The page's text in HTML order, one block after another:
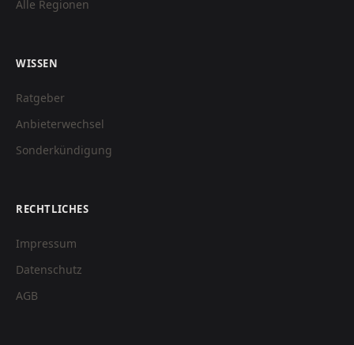
Alle Regionen
WISSEN
Ratgeber
Anbieterwechsel
Sonderkündigung
RECHTLICHES
Impressum
Datenschutz
AGB